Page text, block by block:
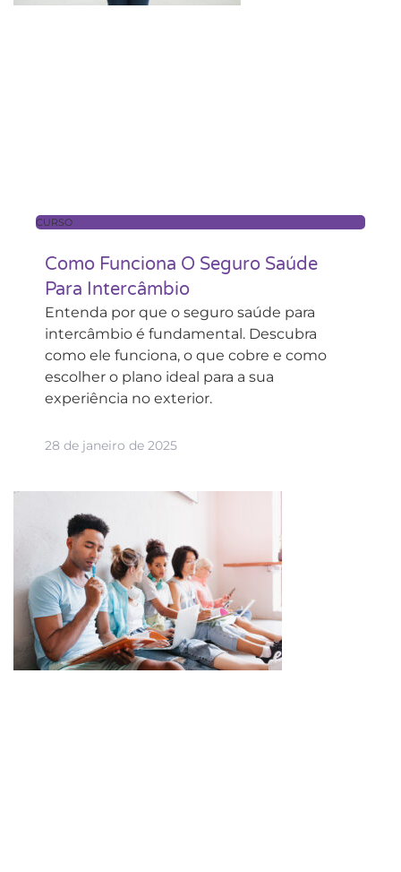
CURSO
Como Funciona O Seguro Saúde
Para Intercâmbio
Entenda por que o seguro saúde para
intercâmbio é fundamental. Descubra
como ele funciona, o que cobre e como
escolher o plano ideal para a sua
experiência no exterior.
28 de janeiro de 2025